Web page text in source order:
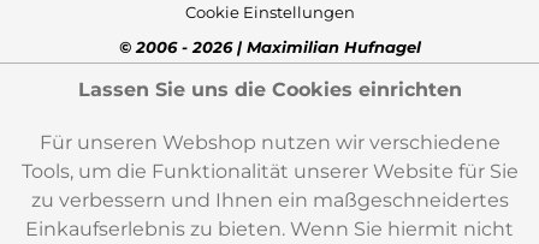
Cookie Einstellungen
© 2006 - 2026 | Maximilian Hufnagel
Lassen Sie uns die Cookies einrichten
Für unseren Webshop nutzen wir verschiedene
Tools, um die Funktionalität unserer Website für Sie
zu verbessern und Ihnen ein maßgeschneidertes
Einkaufserlebnis zu bieten. Wenn Sie hiermit nicht